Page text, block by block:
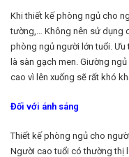
Khi thiết kế phòng ngủ cho
tường,… Không nên sử dụng
phòng ngủ người lớn tuổi.
là sàn gạch men. Giường
cao vì lên xuống sẽ rất khó
Đối với ánh sáng
Thiết kế phòng ngủ cho
Người cao tuổi có thường thị